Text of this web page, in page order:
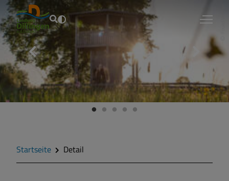
Fouad Vollmer
Startseite Detail